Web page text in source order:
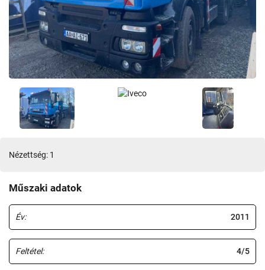
Nézettség: 1
Műszaki adatok
Év: 2011
Feltétel: 4/5